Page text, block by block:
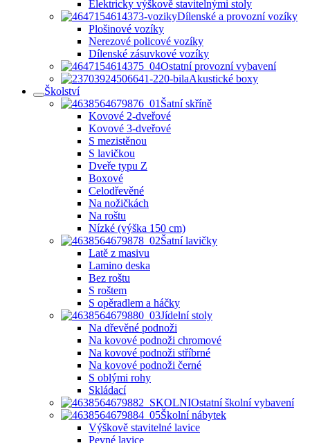
Elektricky výškově stavitelnými stoly
Dílenské a provozní vozíky
Plošinové vozíky
Nerezové policové vozíky
Dílenské zásuvkové vozíky
Ostatní provozní vybavení
Akustické boxy
Školství
Šatní skříně
Kovové 2-dveřové
Kovové 3-dveřové
S mezistěnou
S lavičkou
Dveře typu Z
Boxové
Celodřevěné
Na nožičkách
Na roštu
Nízké (výška 150 cm)
Šatní lavičky
Latě z masivu
Lamino deska
Bez roštu
S roštem
S opěradlem a háčky
Jídelní stoly
Na dřevěné podnoži
Na kovové podnoži chromové
Na kovové podnoži stříbrné
Na kovové podnoži černé
S oblými rohy
Skládací
Ostatní školní vybavení
Školní nábytek
Výškově stavitelné lavice
Pevné lavice